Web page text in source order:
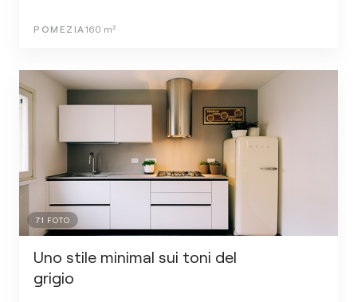
POMEZIA 160 m²
71 FOTO
Uno stile minimal sui toni del
grigio